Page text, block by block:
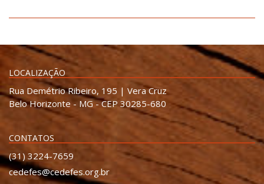
LOCALIZAÇÃO
Rua Demétrio Ribeiro, 195 | Vera Cruz
Belo Horizonte - MG - CEP 30285-680
CONTATOS
(31) 3224-7659
cedefes@cedefes.org.br